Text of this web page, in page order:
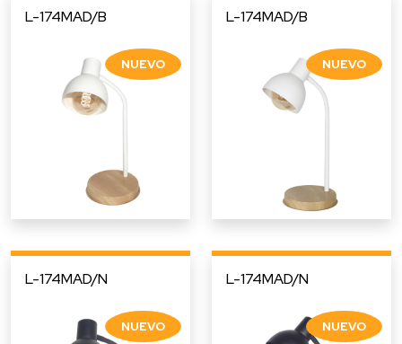
L-174MAD/B L-174MAD/B
L-174MAD/N L-174MAD/N